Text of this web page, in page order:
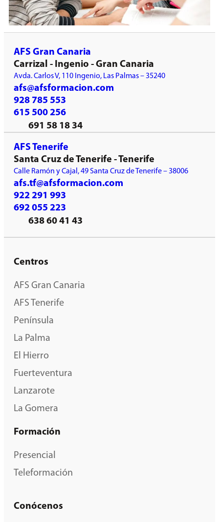
AFS Gran Canaria
Carrizal - Ingenio - Gran Canaria
Avda. Carlos V, 110 Ingenio, Las Palmas – 35240
afs@afsformacion.com
928 785 553
615 500 256
691 58 18 34
AFS Tenerife
Santa Cruz de Tenerife - Tenerife
Calle Ramón y Cajal, 49 Santa Cruz de Tenerife – 38006
afs.tf@afsformacion.com
922 291 993
692 055 223
638 60 41 43
Centros
AFS Gran Canaria
AFS Tenerife
Península
La Palma
El Hierro
Fuerteventura
Lanzarote
La Gomera
Formación
Presencial
Teleformación
Conócenos